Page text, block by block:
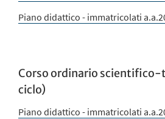
Piano didattico - immatricolati
Corso ordinario scientifico-
ciclo)
Piano didattico - immatricolati